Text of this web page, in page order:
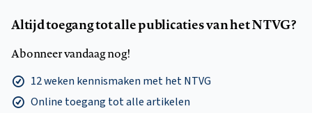
Altijd toegang tot alle publicaties van het NTVG?
Abonneer vandaag nog!
12 weken kennismaken met het NTVG
Online toegang tot alle artikelen